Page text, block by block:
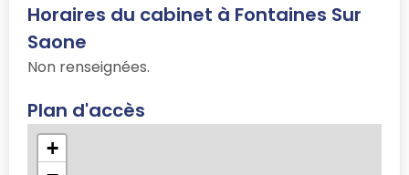
Horaires du cabinet à Fontaines Sur
Saone
Non renseignées.
Plan d'accès
+